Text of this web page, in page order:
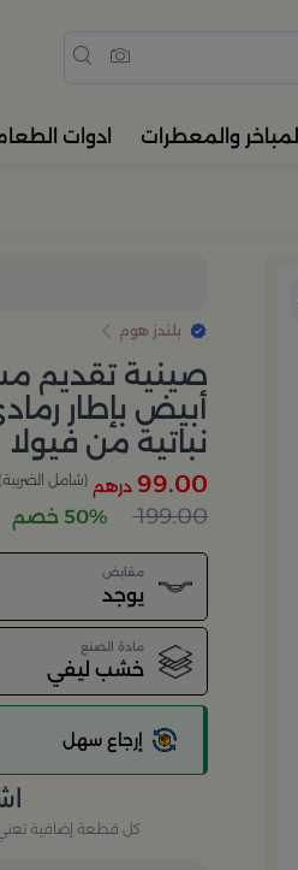
المباخر والمعطرات ادوات
بلندز هوم
أبيض بإطار
نباتية من فيولا
99.00 درهم (شامل الضريبة)
199.00 50% خصم
مقابض
يوجد
مادة الصنع
خشب ليفي
إرجاع سهل
كل قطعة إضافية تعني